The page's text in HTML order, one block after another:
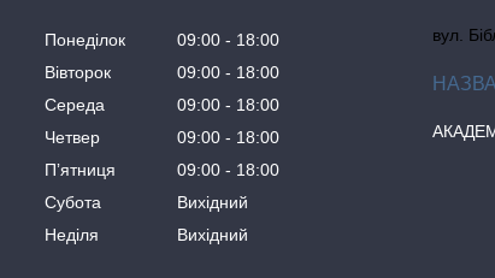
Понеділок 09:00
18:00
Вівторок
09:00
18:00
Середа
09:00
18:00
Четвер
09:00
18:00
Пʼятниця
09:00
18:00
Субота
Вихідний
Неділя
Вихідний
вул.